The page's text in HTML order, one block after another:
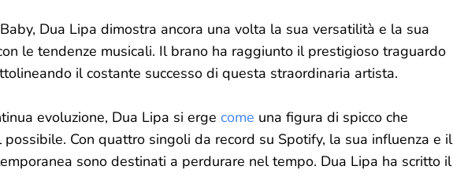
Dua Lipa dimostra ancora una volta la sua versatilità e la sua
le tendenze musicali. Il brano ha raggiunto il prestigioso traguardo
il costante successo di questa straordinaria artista.
evoluzione, Dua Lipa si erge come una figura di spicco che
Con quattro singoli da record su Spotify, la sua influenza e il
sono destinati a perdurare nel tempo. Dua Lipa ha scritto il